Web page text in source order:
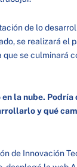
de lo
se realizará el
se culminará
la nube.
y qué
de Innovación